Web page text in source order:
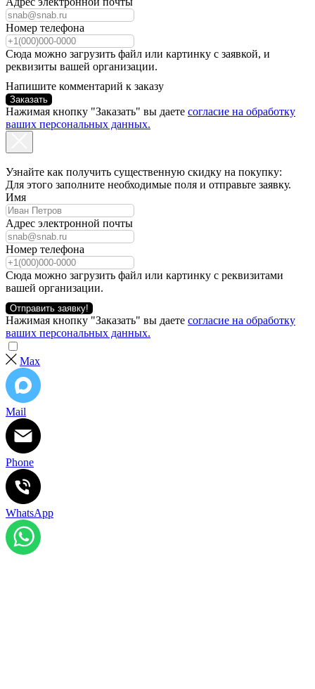
Номер телефона
Сюда можно загрузить файл или картинку с заявкой, и
реквизиты вашей организации.
Напишите комментарий к заказу
Заказать
Нажимая кнопку "Заказать" вы даете согласие на обработку
ваших персональных данных.
Узнайте как получить существенную скидку на покупку:
Для этого заполните необходимые поля и отправьте заявку.
Имя
Адрес электронной почты
Номер телефона
Сюда можно загрузить файл или картинку с реквизитами
вашей организации.
Отправить заявку!
Нажимая кнопку "Заказать" вы даете согласие на обработку
ваших персональных данных.
Max
Mail
Phone
WhatsApp